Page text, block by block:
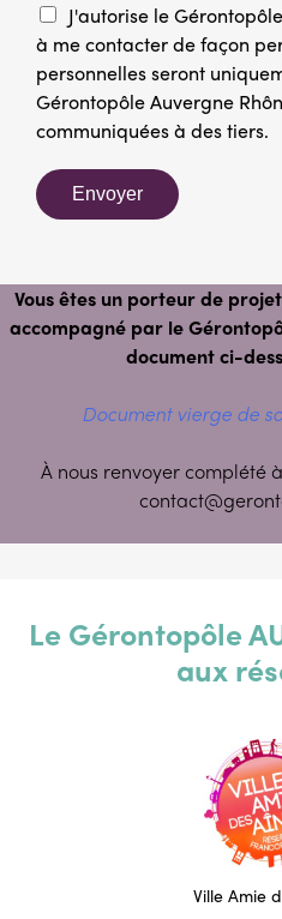
J'autorise le
à me contacter de façon
personnelles seront
Gérontopôle Auvergne
communiquées à des tiers.
Envoyer
Vous êtes un porteur de
accompagné par le
document ci-
Document vierge de
À nous renvoyer complété
Le Gérontopôle
aux
Ville Amie